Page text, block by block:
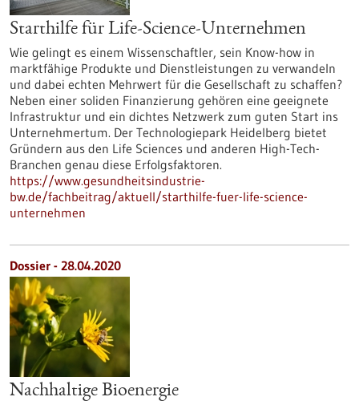
Starthilfe für Life-Science-Unternehmen
Wie gelingt es einem Wissenschaftler, sein Know-how in
marktfähige Produkte und Dienstleistungen zu verwandeln
und dabei echten Mehrwert für die Gesellschaft zu schaffen?
Neben einer soliden Finanzierung gehören eine geeignete
Infrastruktur und ein dichtes Netzwerk zum guten Start ins
Unternehmertum. Der Technologiepark Heidelberg bietet
Gründern aus den Life Sciences und anderen High-Tech-
Branchen genau diese Erfolgsfaktoren.
https://www.gesundheitsindustrie-
bw.de/fachbeitrag/aktuell/starthilfe-fuer-life-science-
unternehmen
Dossier - 28.04.2020
Nachhaltige Bioenergie